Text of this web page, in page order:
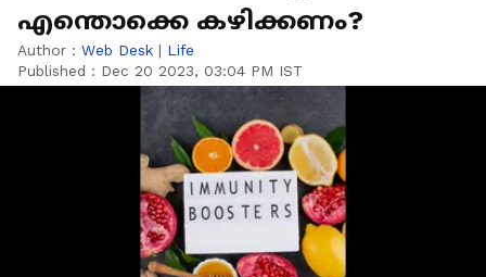
എന്തൊക്കെ കഴിക്കണം?
Author : Web Desk | Life
Published : Dec 20 2023, 03:04 PM IST